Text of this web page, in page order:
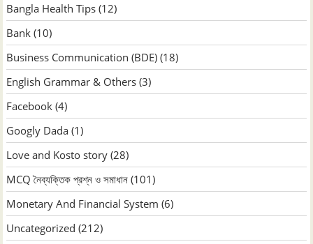
Bangla Health Tips (12)
Bank (10)
Business Communication (BDE) (18)
English Grammar & Others (3)
Facebook (4)
Googly Dada (1)
Love and Kosto story (28)
MCQ নৈব্যক্তিক প্রশ্ন ও সমাধান (101)
Monetary And Financial System (6)
Uncategorized (212)